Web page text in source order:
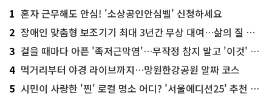
1 혼자 근무해도 안심! '소상공인안심벨' 신청하세요
2 장애인 맞춤형 보조기기 최대 3년간 무상 대여…삶의 질 높인다
3 걸을 때마다 아픈 '족저근막염'…무작정 참지 말고 '이것' 해보세요!
4 먹거리부터 야경 라이브까지…망원한강공원 알짜 코스
5 시민이 사랑한 '찐' 로컬 명소 어디? '서울에디션25' 추천 코스